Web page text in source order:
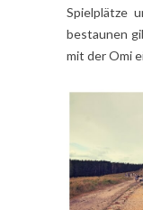
Spielplätze
bestaunen
mit der Omi